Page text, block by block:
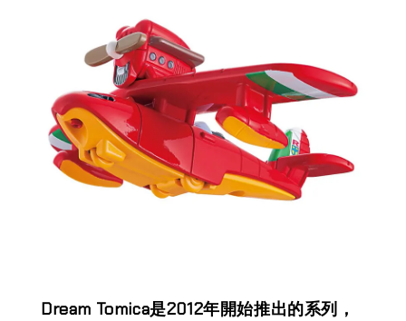
Dream Tomica是2012年開始推出的系列，